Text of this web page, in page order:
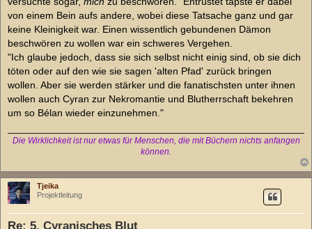
von einem Bein aufs andere, wobei diese Tatsache ganz und gar
keine Kleinigkeit war. Einen wissentlich gebundenen Dämon
beschwören zu wollen war ein schweres Vergehen.
"Ich glaube jedoch, dass sie sich selbst nicht einig sind, ob sie dich
töten oder auf den wie sie sagen 'alten Pfad' zurück bringen
wollen. Aber sie werden stärker und die fanatischsten unter ihnen
wollen auch Cyran zur Nekromantie und Blutherrschaft bekehren
um so Bélan wieder einzunehmen."
Die Wirklichkeit ist nur etwas für Menschen, die mit Büchern nichts anfangen
können.
Tjeika
Projektleitung
Re: 5. Cyranisches Blut